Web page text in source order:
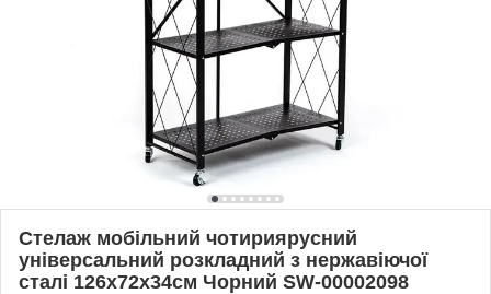
Стелаж мобільний чотириярусний
універсальний розкладний з нержавіючої
сталі 126х72х34см Чорний SW-00002098